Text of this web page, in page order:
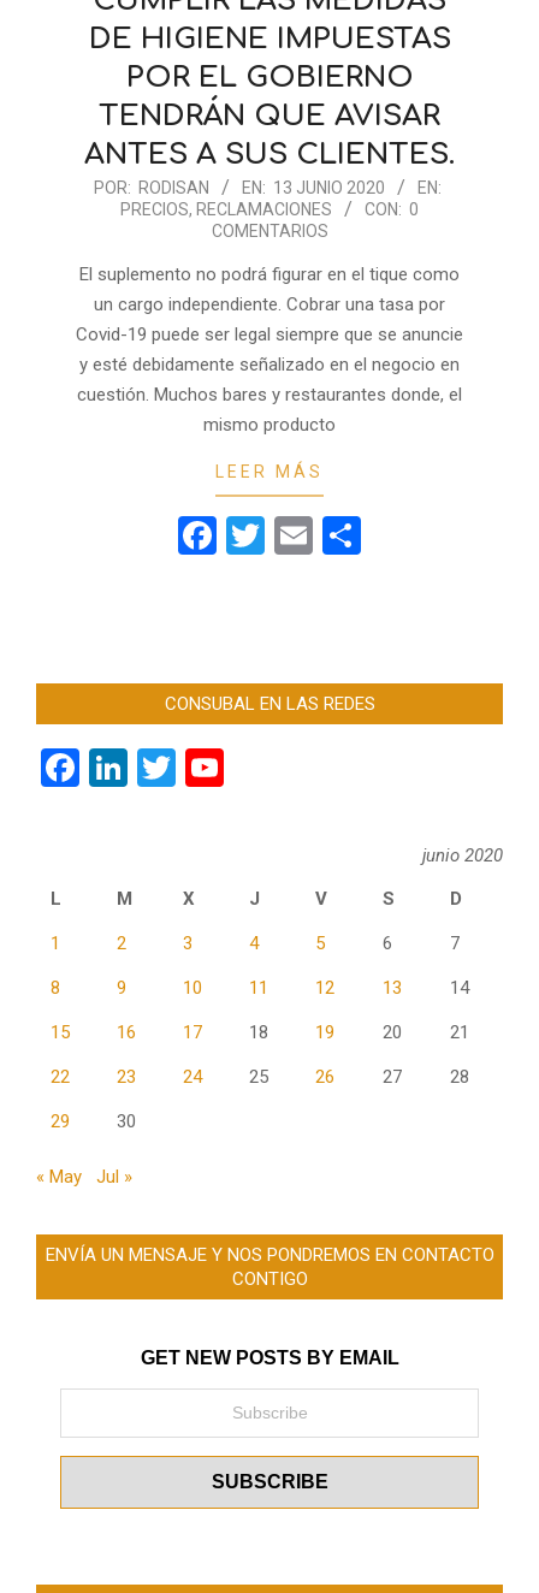
DE HIGIENE IMPUESTAS
POR EL GOBIERNO
TENDRÁN QUE AVISAR
ANTES A SUS CLIENTES.
2020-POR: RODISAN EN: 13 JUNIO 2020
EN:
PRECIOS, RECLAMACIONES CON: 0
COMENTARIOS
El suplemento no podrá figurar en el tique como
un cargo independiente. Cobrar una tasa por
Covid-19 puede ser legal siempre que se anuncie
y esté debidamente señalizado en el negocio en
cuestión. Muchos bares y restaurantes donde, el
mismo producto
LEER MÁS
Facebook
Twitter
Email
CONSUBAL EN LAS REDES
Facebook
LinkedIn
Twitter
junio 2020
L
M X J V S D
1 2 3 4 5 6 7
8 9 10 11 12 13 14
15 16 17 18 19 20 21
22 23 24 25 26 27 28
29 30
« May Jul »
ENVÍA UN MENSAJE Y NOS PONDREMOS EN CONTACTO
CONTIGO
GET NEW POSTS BY EMAIL